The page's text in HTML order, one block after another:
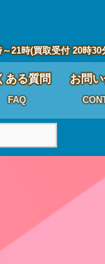
21時(買取受付 20時
ある質問
FAQ
お問